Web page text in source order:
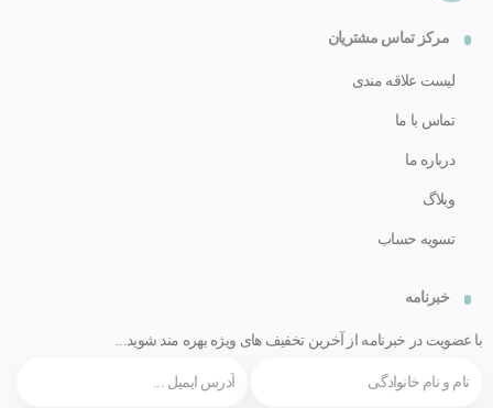
مرکز تماس مشتریان
لیست علاقه مندی
تماس با ما
درباره ما
وبلاگ
تسویه حساب
خبرنامه
با عضویت در خبرنامه از آخرین تخفیف های ویژه بهره مند شوید...